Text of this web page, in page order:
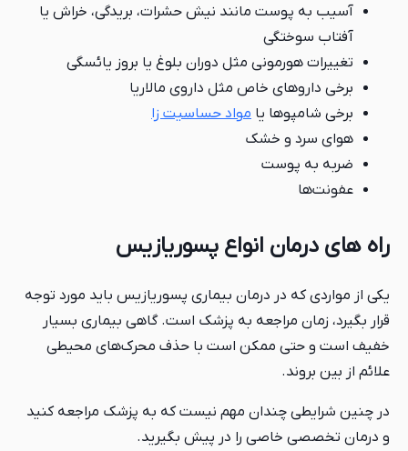
آسیب به پوست مانند نیش حشرات، بریدگی، خراش یا
آفتاب سوختگی
تغییرات هورمونی مثل دوران بلوغ یا بروز یائسگی
برخی داروهای خاص مثل داروی مالاریا
برخی شامپوها یا مواد حساسیت زا
هوای سرد و خشک
ضربه به پوست
عفونت‌ها
راه های درمان انواع پسوریازیس
یکی از مواردی که در درمان بیماری پسوریازیس باید مورد توجه
قرار بگیرد، زمان مراجعه به پزشک است. گاهی بیماری بسیار
خفیف است و حتی ممکن است با حذف محرک‌های محیطی
علائم از بین بروند.
در چنین شرایطی چندان مهم نیست که به پزشک مراجعه کنید
و درمان تخصصی خاصی را در پیش بگیرید.